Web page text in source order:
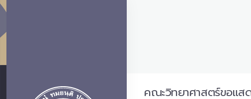
คณะวิทยาศาสตร์ขอแส